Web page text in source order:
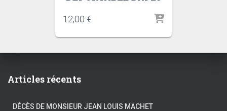
12,00 €
Articles récents
DÉCÈS DE MONSIEUR JEAN LOUIS MACHET